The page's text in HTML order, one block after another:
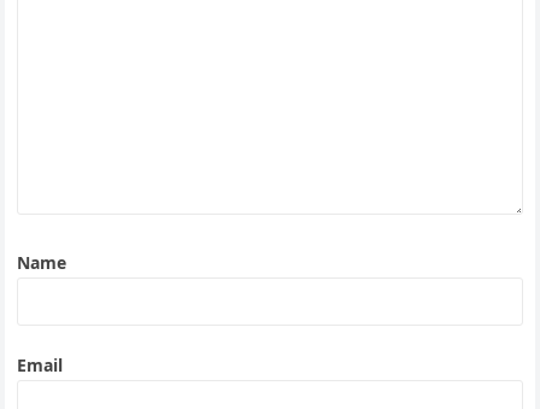
Name
Email